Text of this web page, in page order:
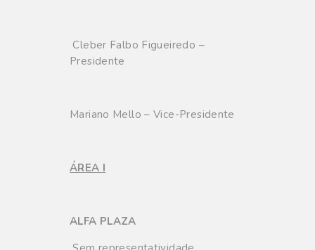
Cleber Falbo Figueiredo –
Presidente
Mariano Mello – Vice-Presidente
ÁREA I
ALFA PLAZA